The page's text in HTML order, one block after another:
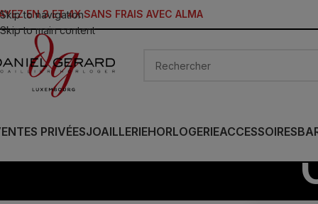
Skip to navigation
Skip to main content
EN 3 ET 4X SANS FRAIS AVEC ALMA
PRIVÉESJOAILLERIEHORLOGERIEACCESSOIRES